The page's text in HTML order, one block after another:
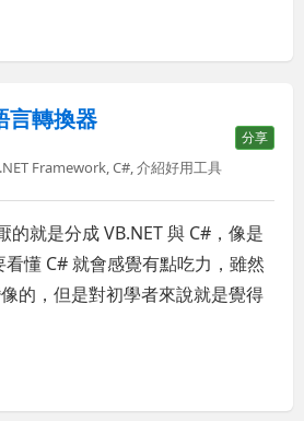
言轉換器
分享
.NET Framework,C#,介紹好用工具
的就是分成 VB.NET 與 C#，像是
看懂 C# 就會感覺有點吃力，雖然
的，但是對初學者來說就是覺得